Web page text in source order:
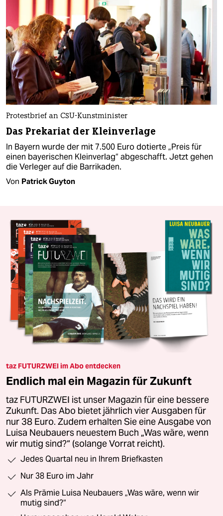
Protestbrief an CSU-Kunstminister
Das Prekariat der Kleinverlage
In Bayern wurde der mit 7.500 Euro dotierte „Preis für
einen bayerischen Kleinverlag“ abgeschafft. Jetzt gehen
die Verleger auf die Barrikaden.
Von Patrick Guyton
taz FUTURZWEI im Abo entdecken
Endlich mal ein Magazin für Zukunft
taz FUTURZWEI ist unser Magazin für eine bessere
Zukunft. Das Abo bietet jährlich vier Ausgaben für
nur 38 Euro. Zudem erhalten Sie eine Ausgabe von
Luisa Neubauers neuestem Buch „Was wäre, wenn
wir mutig sind?“ (solange Vorrat reicht).
Jedes Quartal neu in Ihrem Briefkasten
Nur 38 Euro im Jahr
Als Prämie Luisa Neubauers „Was wäre, wenn wir
mutig sind?“